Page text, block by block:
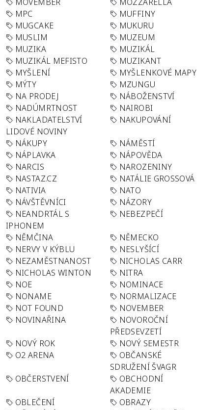
MPC
MUFFINY
MUGCAKE
MUKURU
MUSLIM
MUZEUM
MUZIKA
MUZIKÁL
MUZIKÁL MEFISTO
MUZIKANT
MYŠLENÍ
MYŠLENKOVÉ MAPY
MÝTY
MZUNGU
NA PRODEJ
NÁBOŽENSTVÍ
NADÚMRTNOST
NAIROBI
NAKLADATELSTVÍ
LIDOVÉ NOVINY
NAKUPOVÁNÍ
NÁKUPY
NÁMĚSTÍ
NÁPLAVKA
NÁPOVĚDA
NARCIS
NAROZENINY
NASTAZ.CZ
NATÁLIE GROSSOVÁ
NATIVIA
NATO
NÁVŠTĚVNÍCI
NÁZORY
NEANDRTÁL S
IPHONEM
NEBEZPEČÍ
NĚMČINA
NĚMECKO
NERVY V KÝBLU
NESLYŠÍCÍ
NEZAMĚSTNANOST
NICHOLAS CARR
NICHOLAS WINTON
NITRA
NOE
NOMINACE
NONAME
NORMALIZACE
NOT FOUND
NOVEMBER
NOVINAŘINA
NOVOROČNÍ
PŘEDSEVZETÍ
NOVÝ ROK
NOVÝ SEMESTR
O2 ARENA
OBČANSKÉ
SDRUŽENÍ ŠVAGR
OBČERSTVENÍ
OBCHODNÍ
AKADEMIE
OBLEČENÍ
OBRAZY